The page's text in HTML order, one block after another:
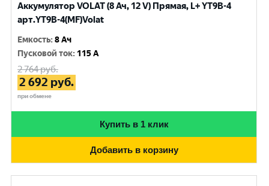
Аккумулятор VOLAT (8 Ач, 12 V) Прямая, L+ YT9B-4
арт.YT9B-4(MF)Volat
Емкость:8 Ач
Пусковой ток: 115 A
2 764руб.
2 692 руб.
при обмене
Купить в 1 клик
Добавить в корзину